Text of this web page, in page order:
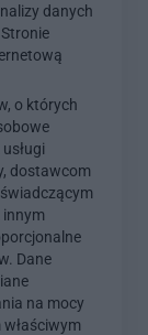
danych
o których
dostawcom
innym
Dane
na mocy